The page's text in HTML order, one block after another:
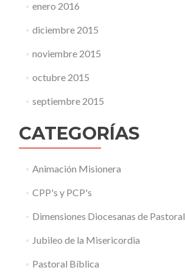
enero 2016
diciembre 2015
noviembre 2015
octubre 2015
septiembre 2015
CATEGORÍAS
Animación Misionera
CPP's y PCP's
Dimensiones Diocesanas de Pastoral
Jubileo de la Misericordia
Pastoral Bíblica